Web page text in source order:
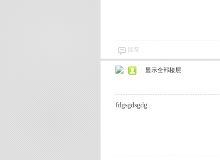
回复
显示全部楼层
fdgsgdsgdg